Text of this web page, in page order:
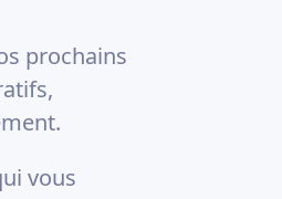
prochains
vous